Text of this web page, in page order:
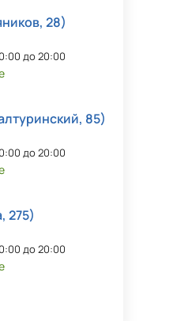
28)
до 20:00
85)
до 20:00
275)
до 20:00